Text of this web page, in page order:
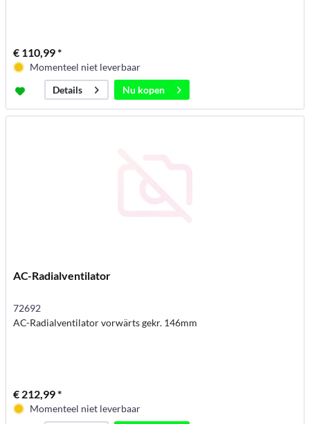
€ 110,99 *
Momenteel niet leverbaar
Details
Nu kopen
AC-Radialventilator
72692
AC-Radialventilator vorwärts gekr. 146mm
€ 212,99 *
Momenteel niet leverbaar